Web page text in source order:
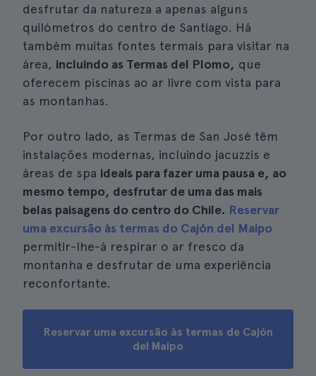
desfrutar da natureza a apenas alguns
quilómetros do centro de Santiago. Há
também muitas fontes termais para visitar na
área, incluindo as Termas del Plomo, que
oferecem piscinas ao ar livre com vista para
as montanhas.
Por outro lado, as Termas de San José têm
instalações modernas, incluindo jacuzzis e
áreas de spa ideais para fazer uma pausa e, ao
mesmo tempo, desfrutar de uma das mais
belas paisagens do centro do Chile. Reservar
uma excursão às termas do Cajón del Maipo
permitir-lhe-á respirar o ar fresco da
montanha e desfrutar de uma experiência
reconfortante.
Reservar uma excursão às termas de Cajón
del Maipo